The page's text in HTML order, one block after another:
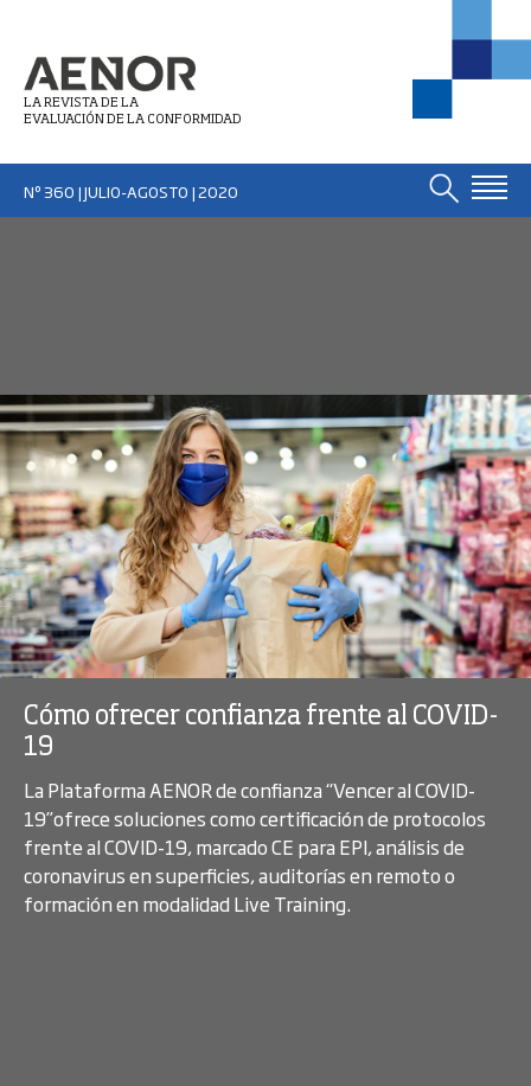
LA REVISTA DE LA
EVALUACIÓN DE LA CONFORMIDAD
Nº 360 | JULIO-AGOSTO | 2020
Cómo ofrecer confianza frente al COVID-
19
La Plataforma AENOR de confianza “Vencer al COVID-
19”ofrece soluciones como certificación de protocolos
frente al COVID-19, marcado CE para EPI, análisis de
coronavirus en superficies, auditorías en remoto o
formación en modalidad Live Training.